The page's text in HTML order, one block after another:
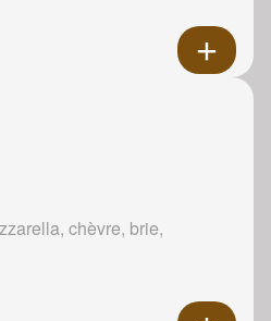
chèvre, brie,